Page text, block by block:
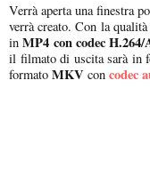
Verrà aperta una finestra
verrà creato. Con la qualità
inMP4 con codec H.264/
il filmato di uscita sarà in
formato MKV con codec